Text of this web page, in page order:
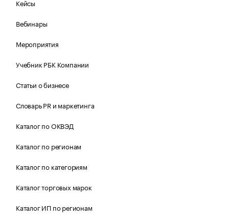
Кейсы
Вебинары
Мероприятия
Учебник РБК Компании
Статьи о бизнесе
Словарь PR и маркетинга
Каталог по ОКВЭД
Каталог по регионам
Каталог по категориям
Каталог торговых марок
Каталог ИП по регионам